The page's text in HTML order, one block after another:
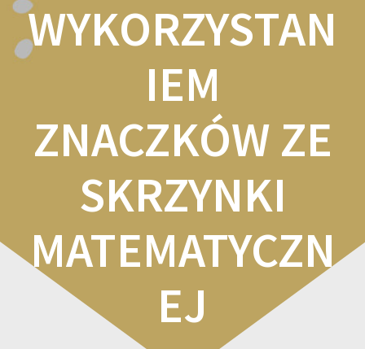
WYKORZYSTAN
IEM
ZNACZKÓW ZE
SKRZYNKI
MATEMATYCZN
EJ